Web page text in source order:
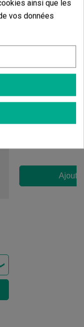
Seedbox
ainsi que les
vos données